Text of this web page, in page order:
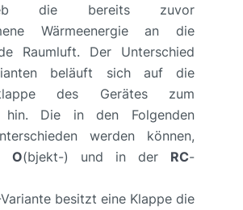
die bereits zuvor
Wärmeenergie an die
Raumluft. Der Unterschied
beläuft sich auf die
des Gerätes zum
hin. Die in den Folgenden
werden können,
O(bjekt-) und in der RC-
besitzt eine Klappe die